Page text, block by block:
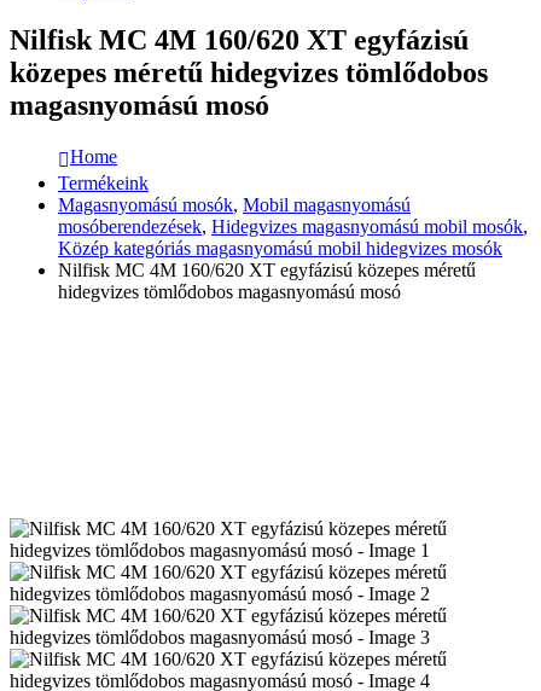
Nilfisk MC 4M 160/620 XT egyfázisú
közepes méretű hidegvizes tömlődobos
magasnyomású mosó
Home
Termékeink
Magasnyomású mosók, Mobil magasnyomású
mosóberendezések, Hidegvizes magasnyomású mobil mosók,
Közép kategóriás magasnyomású mobil hidegvizes mosók
Nilfisk MC 4M 160/620 XT egyfázisú közepes méretű
hidegvizes tömlődobos magasnyomású mosó